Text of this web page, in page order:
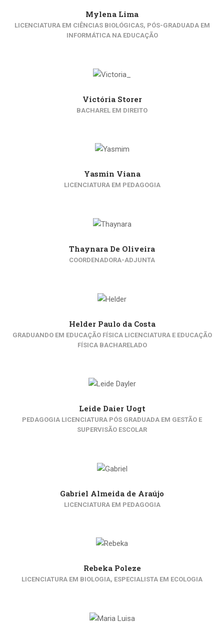
Mylena Lima
LICENCIATURA EM CIÊNCIAS BIOLÓGICAS, PÓS-GRADUADA EM
INFORMÁTICA NA EDUCAÇÃO
Victória Storer
BACHAREL EM DIREITO
Yasmin Viana
LICENCIATURA EM PEDAGOGIA
Thaynara De Oliveira
COORDENADORA-ADJUNTA
Helder Paulo da Costa
GRADUANDO EM EDUCAÇÃO FÍSICA LICENCIATURA E EDUCAÇÃO
FÍSICA BACHARELADO
Leide Daier Uogt
PEDAGOGIA LICENCIATURA PÓS GRADUADA EM GESTÃO E
SUPERVISÃO ESCOLAR
Gabriel Almeida de Araújo
LICENCIATURA EM PEDAGOGIA
Rebeka Poleze
LICENCIATURA EM BIOLOGIA, ESPECIALISTA EM ECOLOGIA